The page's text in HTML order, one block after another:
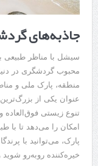
جاذبه‌های
سیشل با مناظر طبیعی
محبوب گردشگری در
منطقه، پارک ملی و
عنوان یکی از
تنوع زیستی
امکان را می‌دهد تا
پارک، می‌توانید با
خیره‌کننده روبه‌رو